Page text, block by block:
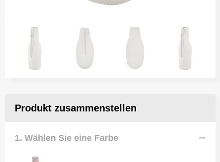
Produkt zusammenstellen
1. Wählen Sie eine Farbe